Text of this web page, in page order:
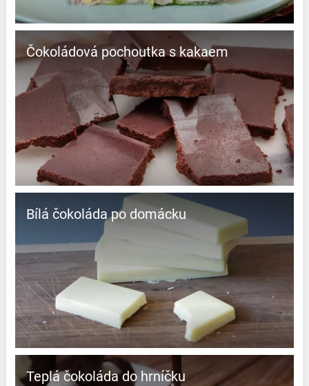
Čokoládová pochoutka s kakaem
Bílá čokoláda po domácku
Teplá čokoláda do hrníčku